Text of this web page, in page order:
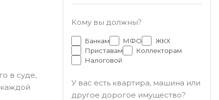
в суде,
Кому вы должны?
Банкам МФО
ЖКХ
Приставам
Коллекторам
Налоговой
У вас есть квартира, машина или
другое дорогое имущество?